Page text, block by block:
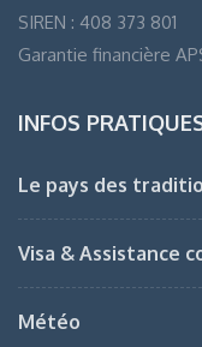
SIREN : 408 373 801
Garantie financière
INFOS
Le pays des
Visa & Assistance
Météo